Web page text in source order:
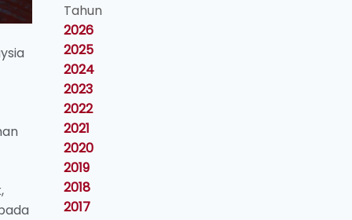
Tahun
2026
2025
2024
2023
2022
2021
2020
2019
2018
2017